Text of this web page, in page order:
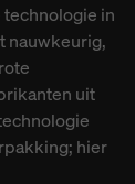
in
nauwkeurig,
uit
hier